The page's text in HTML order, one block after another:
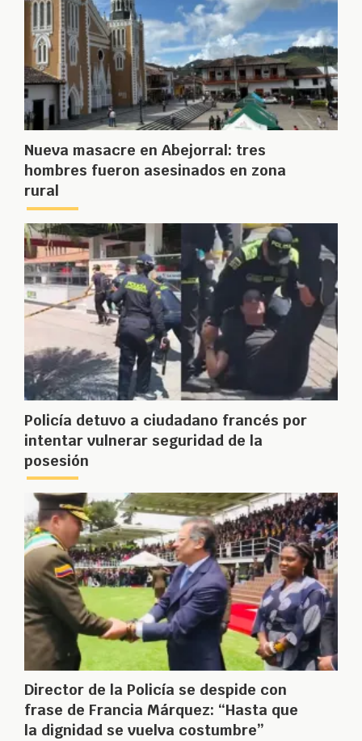
Nueva masacre en Abejorral: tres
hombres fueron asesinados en zona
rural
Policía detuvo a ciudadano francés por
intentar vulnerar seguridad de la
posesión
Director de la Policía se despide con
frase de Francia Márquez: “Hasta que
la dignidad se vuelva costumbre”